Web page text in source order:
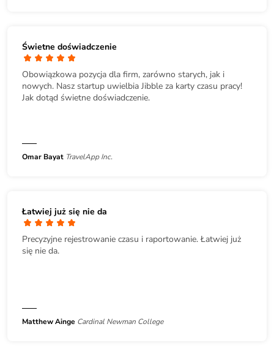
Świetne doświadczenie
Obowiązkowa pozycja dla firm, zarówno starych, jak i
nowych. Nasz startup uwielbia Jibble za karty czasu pracy!
Jak dotąd świetne doświadczenie.
Omar Bayat TravelApp Inc.
Łatwiej już się nie da
Precyzyjne rejestrowanie czasu i raportowanie. Łatwiej już
się nie da.
Matthew Ainge Cardinal Newman College